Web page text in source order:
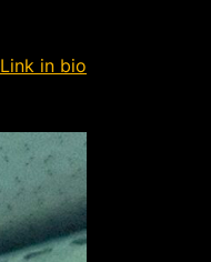
Link in bio